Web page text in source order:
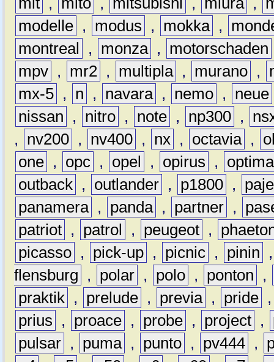
modelle , modus , mokka ,
montreal
, monza , motorschaden
mpv , mr2 , multipla , murano ,
mx-5 , n , navara , nemo , neue
nissan
, nitro , note , np300 ,
,
nv200 , nv400 , nx , octavia ,
one , opc , opel , opirus ,
optima
outback , outlander , p1800 ,
panamera , panda , partner ,
patriot , patrol , peugeot ,
picasso , pick-up , picnic , pinin
flensburg
, polar , polo , ponton
,
praktik , prelude , previa , pride
prius
, proace , probe , project ,
pulsar , puma , punto , pv444 ,